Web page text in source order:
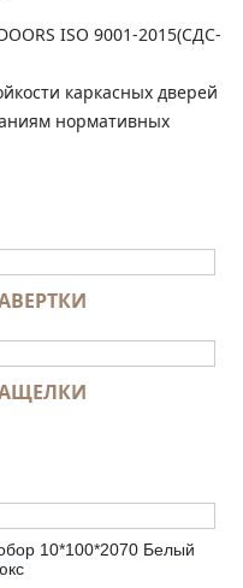
ISO 9001-2015(СДС-
каркасных дверей
нормативных
10*100*2070 Белый